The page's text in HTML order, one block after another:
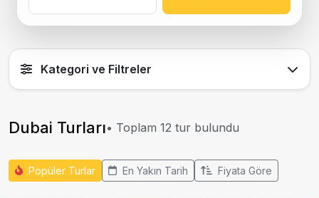
Kategori ve Filtreler
Dubai Turları• Toplam 12 tur bulundu
Popüler Turlar En Yakın Tarih Fiyata Göre